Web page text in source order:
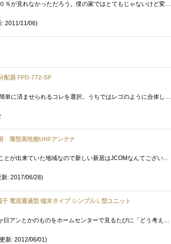
これが無かったら家のテレビの８０％が見れなかっただろう。僕の家ではとてもじゃないけど変わった家なのでいろいろと使いづらい家なのです�...
: 2011/11/06)
配器 FPD-772-SP
例のアレ追加で地デジ側分配には簡単に済ませられるコレを選択。うちではレゴのように合体しておりますｗ今のところそういった使い方でも問�...
薄型高性能UHFアンテナ
旧家にはJCOMにてテレビを見ることが出来ていた地域なので新しい新居はJCOMなんてございませんからアンテナを別途導入なのですよ。屋上の壁につ...
新: 2017/06/28)
電流通過型 端末タイプ シンプルＬ型ユニット
439個目の登録です。マスプロとか日アンとかのものをホームセンターで見るたびに「どう考えてもこれぼったくりだろ」と思い続けて4年間くらい�...
新: 2012/06/01)